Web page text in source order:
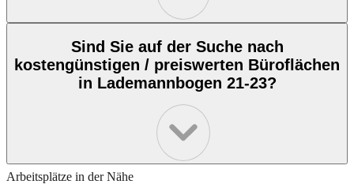
Sind Sie auf der Suche nach
kostengünstigen / preiswerten Büroflächen
in Lademannbogen 21-23?
Arbeitsplätze in der Nähe